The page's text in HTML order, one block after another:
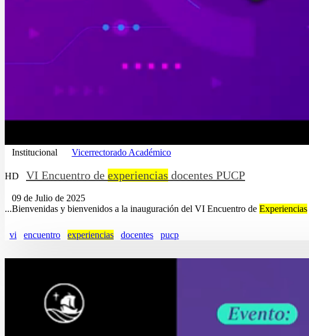
Institucional Vicerrectorado Académico
HD VI Encuentro de experiencias docentes PUCP
09 de Julio de 2025
...Bienvenidas y bienvenidos a la inauguración del VI Encuentro de Experiencias
vi encuentro experiencias docentes pucp